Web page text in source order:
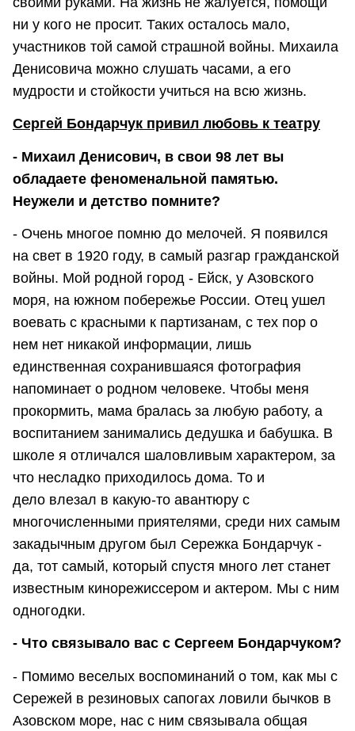
ни у кого не просит. Таких осталось мало,
участников той самой страшной войны. Михаила
Денисовича можно слушать часами, а его
мудрости и стойкости учиться на всю жизнь.
Сергей Бондарчук привил любовь к театру
- Михаил Денисович, в свои 98 лет вы
обладаете феноменальной памятью.
Неужели и детство помните?
- Очень многое помню до мелочей. Я появился
на свет в 1920 году, в самый разгар гражданской
войны. Мой родной город - Ейск, у Азовского
моря, на южном побережье России. Отец ушел
воевать с красными к партизанам, с тех пор о
нем нет никакой информации, лишь
единственная сохранившаяся фотография
напоминает о родном человеке. Чтобы меня
прокормить, мама бралась за любую работу, а
воспитанием занимались дедушка и бабушка. В
школе я отличался шаловливым характером, за
что несладко приходилось дома. То и
дело влезал в какую-то авантюру с
многочисленными приятелями, среди них самым
закадычным другом был Сережка Бондарчук -
да, тот самый, который спустя много лет станет
известным кинорежиссером и актером. Мы с ним
одногодки.
- Что связывало вас с Сергеем Бондарчуком?
- Помимо веселых воспоминаний о том, как мы с
Сережей в резиновых сапогах ловили бычков в
Азовском море, нас с ним связывала общая